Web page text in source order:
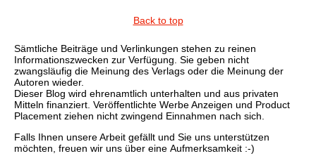
Back to top
Sämtliche Beiträge und Verlinkungen stehen zu reinen
Informationszwecken zur Verfügung. Sie geben nicht
zwangsläufig die Meinung des Verlags oder die Meinung der
Autoren wieder.
Dieser Blog wird ehrenamtlich unterhalten und aus privaten
Mitteln finanziert. Veröffentlichte Werbe Anzeigen und Product
Placement ziehen nicht zwingend Einnahmen nach sich.
Falls Ihnen unsere Arbeit gefällt und Sie uns unterstützen
möchten, freuen wir uns über eine Aufmerksamkeit :-)